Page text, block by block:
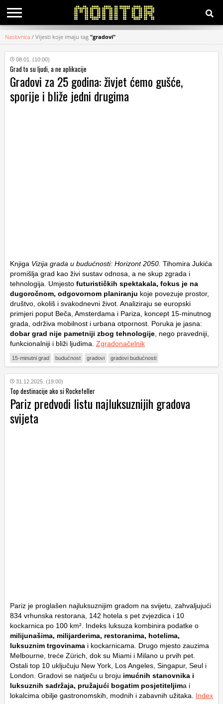
KATEGORIJE
HRVATSKI
WEB
Naslovnica / Vijesti koje imaju tag "gradovi"
08.01. (10:00)
Grad to su ljudi, a ne aplikacije
Gradovi za 25 godina: živjet ćemo gušće,
sporije i bliže jedni drugima
Knjiga Vizija grada u budućnosti: Horizont 2050. Tihomira Jukića
promišlja grad kao živi sustav odnosa, a ne skup zgrada i
tehnologija. Umjesto futurističkih spektakala, fokus je na
dugoročnom, odgovornom planiranju koje povezuje prostor,
društvo, okoliš i svakodnevni život. Analiziraju se europski
primjeri poput Beča, Amsterdama i Pariza, koncept 15-minutnog
grada, održiva mobilnost i urbana otpornost. Poruka je jasna:
dobar grad nije pametniji zbog tehnologije , nego pravedniji,
funkcionalniji i bliži ljudima. Zgradonačelnik
15-minutni grad budućnost gradovi gradovi budućnosti
31.12.2025. (19:00)
Top destinacije ako si Rockefeller
Pariz predvodi listu najluksuznijih gradova
svijeta
Pariz je proglašen najluksuznijim gradom na svijetu, zahvaljujući
834 vrhunska restorana, 142 hotela s pet zvjezdica i 10
kockarnica po 100 km². Indeks luksuza kombinira podatke o
milijunašima, milijarderima, restoranima, hotelima,
luksuznim trgovinama i kockarnicama. Drugo mjesto zauzima
Melbourne, treće Zürich, dok su Miami i Milano u prvih pet.
Ostali top 10 uključuju New York, Los Angeles, Singapur, Seul i
London. Gradovi se natječu u broju imućnih stanovnika i
luksuznih sadržaja, pružajući bogatim posjetiteljima i
lokalcima obilje gastronomskih, modnih i zabavnih užitaka. Index